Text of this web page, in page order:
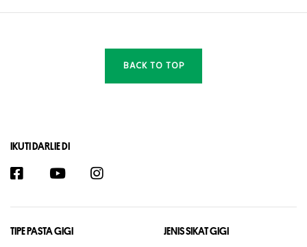
BACK TO TOP
IKUTI DARLIE DI
TIPE PASTA GIGI JENIS SIKAT GIGI